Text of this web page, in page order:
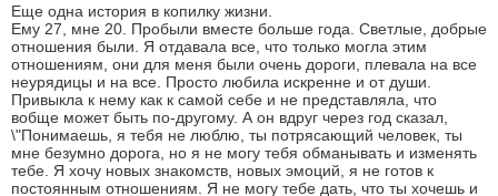
Еще одна история в копилку жизни.
Ему 27, мне 20. Пробыли вместе больше года. Светлые, добрые
отношения были. Я отдавала все, что только могла этим
отношениям, они для меня были очень дороги, плевала на все
неурядицы и на все. Просто любила искренне и от души.
Привыкла к нему как к самой себе и не представляла, что
вобще может быть по-другому. А он вдруг через год сказал,
\"Понимаешь, я тебя не люблю, ты потрясающий человек, ты
мне безумно дорога, но я не могу тебя обманывать и изменять
тебе. Я хочу новых знакомств, новых эмоций, я не готов к
постоянным отношениям. Я не могу тебе дать, что ты хочешь и